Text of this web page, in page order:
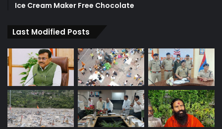
Ice Cream Maker Free Chocolate
Last Modified Posts